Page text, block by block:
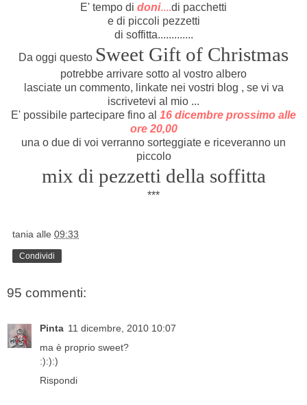
E' tempo di doni....di pacchetti
e di piccoli pezzetti
di soffitta.............
Da oggi questo Sweet Gift of Christmas
potrebbe arrivare sotto al vostro albero
lasciate un commento, linkate nei vostri blog , se vi va
iscrivetevi al mio ...
E' possibile partecipare fino al 16 dicembre prossimo alle
ore 20,00
una o due di voi verranno sorteggiate e riceveranno un
piccolo
mix di pezzetti della soffitta
***
tania alle 09:33
Condividi
95 commenti:
Pinta 11 dicembre, 2010 10:07
ma è proprio sweet?
:):):)
Rispondi